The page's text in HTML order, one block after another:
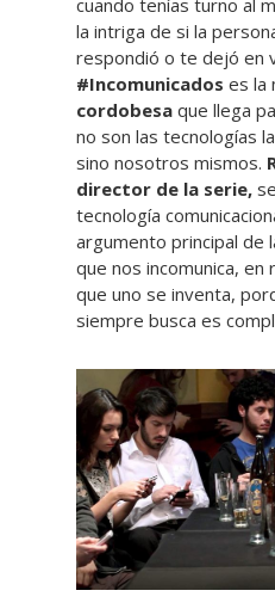
cuando tenías turno al
la intriga de si la
respondió o te dejó en
#Incomunicados es la
cordobesa que llega
no son las tecnologías
sino nosotros mismos.
director de la serie,
tecnología
argumento principal de
que nos incomunica, en
que uno se inventa,
siempre busca es